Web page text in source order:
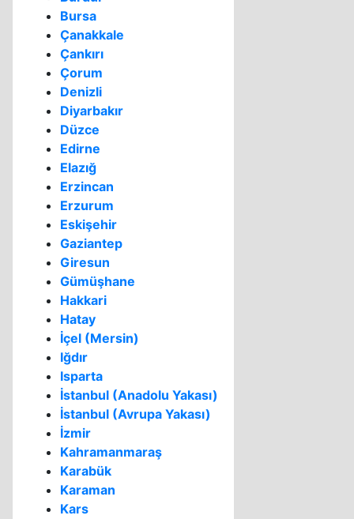
Bursa
Çanakkale
Çankırı
Çorum
Denizli
Diyarbakır
Düzce
Edirne
Elazığ
Erzincan
Erzurum
Eskişehir
Gaziantep
Giresun
Gümüşhane
Hakkari
Hatay
İçel (Mersin)
Iğdır
Isparta
İstanbul (Anadolu Yakası)
İstanbul (Avrupa Yakası)
İzmir
Kahramanmaraş
Karabük
Karaman
Kars